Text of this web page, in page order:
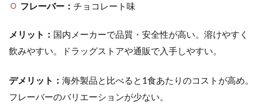
フレーバー： チョコレート味
メリット： 国内メーカーで品質・安全性が高い。溶けやすく
飲みやすい。ドラッグストアや通販で入手しやすい。
デメリット： 海外製品と比べると1食あたりのコストが高め。
フレーバーのバリエーションが少ない。